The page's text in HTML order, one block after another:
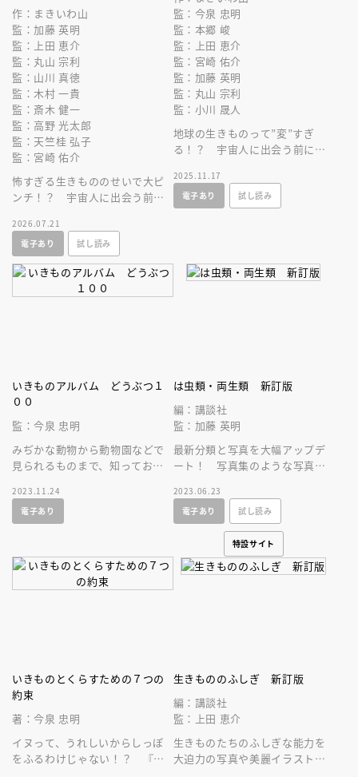
作：まきいわ山
監：加藤 英明
監：上田 恵介
監：丸山 宗利
監：山川 真徳
監：木村 一貴
監：斎木 健一
監：高野 光太郎
監：天竺桂 弘子
監：宮崎 佑介
怖すぎる生きもののせいで大ピ
ンチ！？ 宇宙人に出会う前
なれるマンガ！
2026.07.21
電子あり
試し読み
監：今泉 忠明
監：本郷 峻
監：上田 恵介
監：宮崎 佑介
監：加藤 英明
監：丸山 宗利
監：小川 晟人
地球の生きものって”変”すぎ
る！？ 宇宙人に出会う前に、
るマンガ！
2025.11.17
電子あり
試し読み
いきものアルバム どうぶつ１
００
監：今泉 忠明
みぢかな動物から動物園などで
見られるものまで、知っておき
はじめて触れるのに最適な、や
さしい図鑑。
2023.11.24
電子あり
は虫類・両生類 新訂版
編：講談社
監：加藤 英明
最新分類と写真を大幅アップデ
ート！ 写真集のような写真と
で大人もこどもも夢中になる、
画期的図鑑
2023.06.23
電子あり
試し読み
特設サイト
いきものとくらすための７つの
約束
著：今泉 忠明
イヌって、うれしいからしっぽ
をふるわけじゃない！？ 『ざ
生きもののふしぎ 新訂版
編：講談社
監：上田 恵介
生きものたちのふしぎな能力を
大迫力の写真や美麗イラストで